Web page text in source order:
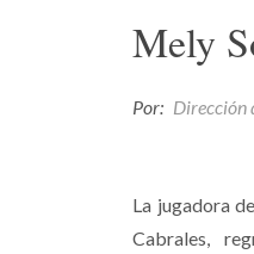
Mely
Por: Dirección
La jugadora
Cabrales,